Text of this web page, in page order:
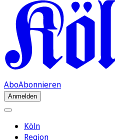
AboAbonnieren
Anmelden
Köln
Region